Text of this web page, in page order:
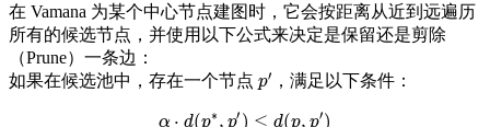
在 Vamana 为某个中心节点建图时，它会按距离从近到远遍历
所有的候选节点，并使用以下公式来决定是保留还是剪除
（Prune）一条边：
如果在候选池中，存在一个节点 p′
p′ ，满足以下条件：
α ⋅ d(p∗ , p′ ) ≤ d(p, p′)
α⋅d(p∗,p′ ≤d (p,p′)